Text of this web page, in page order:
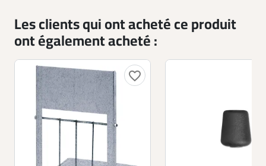
Les clients qui ont acheté ce produit
ont également acheté :
favorite_border